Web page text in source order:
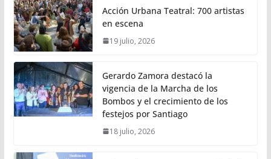
Acción Urbana Teatral: 700 artistas
en escena
19 julio, 2026
Gerardo Zamora destacó la
vigencia de la Marcha de los
Bombos y el crecimiento de los
festejos por Santiago
18 julio, 2026